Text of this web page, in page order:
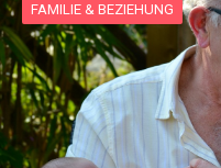
FAMILIE & BEZIEHUNG